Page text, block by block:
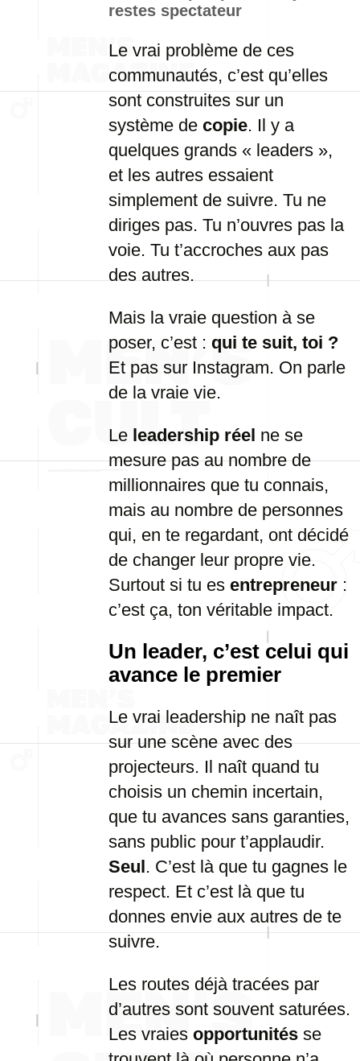
restes spectateur
Le vrai problème de ces
communautés, c’est qu’elles
sont construites sur un
système de copie. Il y a
quelques grands « leaders »,
et les autres essaient
simplement de suivre. Tu ne
diriges pas. Tu n’ouvres pas la
voie. Tu t’accroches aux pas
des autres.
Mais la vraie question à se
poser, c’est : qui te suit, toi ?
Et pas sur Instagram. On parle
de la vraie vie.
Le leadership réel ne se
mesure pas au nombre de
millionnaires que tu connais,
mais au nombre de personnes
qui, en te regardant, ont décidé
de changer leur propre vie.
Surtout si tu es entrepreneur :
c’est ça, ton véritable impact.
Un leader, c’est celui qui
avance le premier
Le vrai leadership ne naît pas
sur une scène avec des
projecteurs. Il naît quand tu
choisis un chemin incertain,
que tu avances sans garanties,
sans public pour t’applaudir.
Seul. C’est là que tu gagnes le
respect. Et c’est là que tu
donnes envie aux autres de te
suivre.
Les routes déjà tracées par
d’autres sont souvent saturées.
Les vraies opportunités se